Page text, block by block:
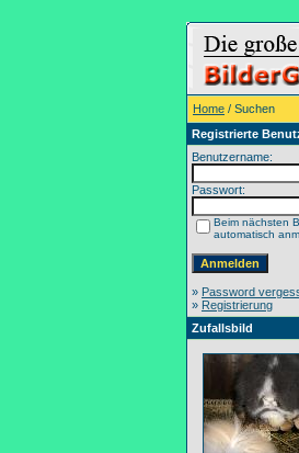
Home / Suchen
Registrierte
Benutzername:
Passwort:
Beim nächsten
automatisch
» Password
» Registrierung
Zufallsbild